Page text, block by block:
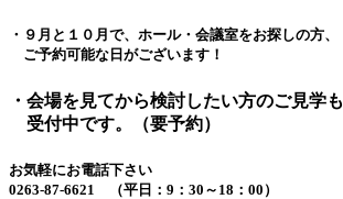
・９月と１０月で、ホール・会議室をお探しの方、
ご予約可能な日がございます！
・会場を見てから検討したい方のご見学も
受付中です。（要予約）
お気軽にお電話下さい
0263-87-6621 （平日：9：30～18：00）